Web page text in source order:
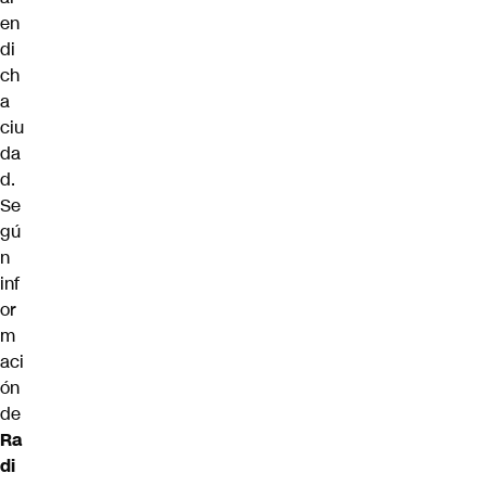
en
di
ch
a
ciu
da
d.
Se
gú
n
inf
or
m
aci
ón
de
Ra
di